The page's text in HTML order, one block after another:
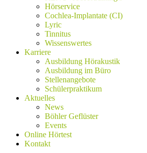
Hörservice
Cochlea-Implantate (CI)
Lyric
Tinnitus
Wissenswertes
Karriere
Ausbildung Hörakustik
Ausbildung im Büro
Stellenangebote
Schülerpraktikum
Aktuelles
News
Böhler Geflüster
Events
Online Hörtest
Kontakt